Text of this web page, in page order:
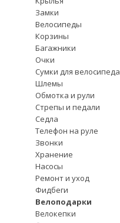
Замки
Велосипеды
Корзины
Багажники
Очки
Сумки для велосипеда
Шлемы
Обмотка и рули
Стрепы и педали
Седла
Телефон на руле
Звонки
Хранение
Насосы
Ремонт и уход
Фидбеги
Велоподарки
Велокепки